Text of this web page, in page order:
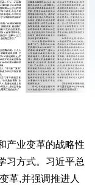
业变革的战略性
习方式。习近平总
革,并强调推进人